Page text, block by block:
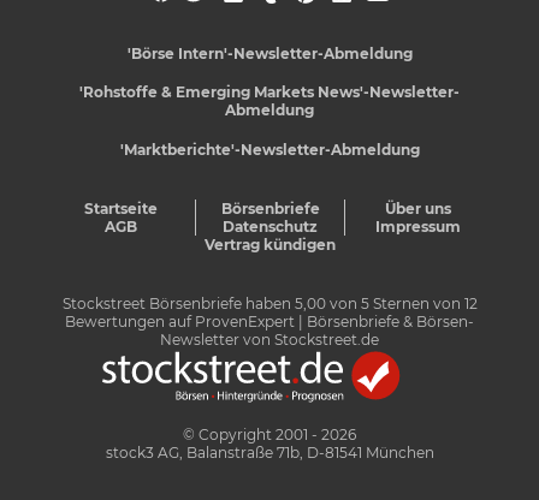
'Börse Intern'-Newsletter-Abmeldung
'Rohstoffe & Emerging Markets News'-Newsletter-
Abmeldung
'Marktberichte'-Newsletter-Abmeldung
Startseite Börsenbriefe
Über uns
AGB
Datenschutz
Impressum
Vertrag kündigen
Stockstreet Börsenbriefe haben 5,00von 5Sternen von 12
Bewertungen auf ProvenExpert
| Börsenbriefe & Börsen-
Newsletter von Stockstreet.de
© Copyright 2001 - 2026
stock3 AG, Balanstraße 71b, D-81541 München